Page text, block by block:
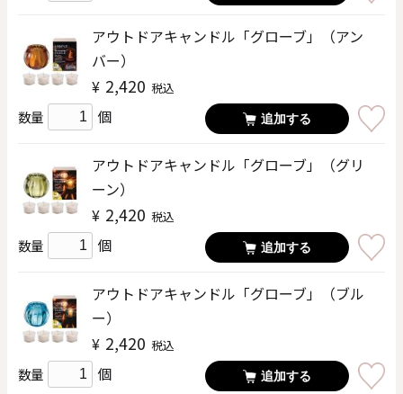
アウトドアキャンドル「グローブ」（アン
バー）
¥ 2,420 税込
数量 個 追加する
アウトドアキャンドル「グローブ」（グリ
ーン）
¥ 2,420 税込
数量 個 追加する
アウトドアキャンドル「グローブ」（ブル
ー）
¥ 2,420 税込
数量 個 追加する